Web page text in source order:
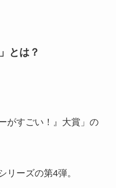
とは？
がすごい！』大賞」の
リーズの第4弾。